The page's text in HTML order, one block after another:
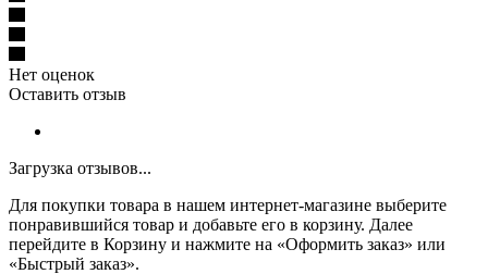
Нет оценок
Оставить отзыв
Загрузка отзывов...
Для покупки товара в нашем интернет-магазине выберите
понравившийся товар и добавьте его в корзину. Далее
перейдите в Корзину и нажмите на «Оформить заказ» или
«Быстрый заказ».